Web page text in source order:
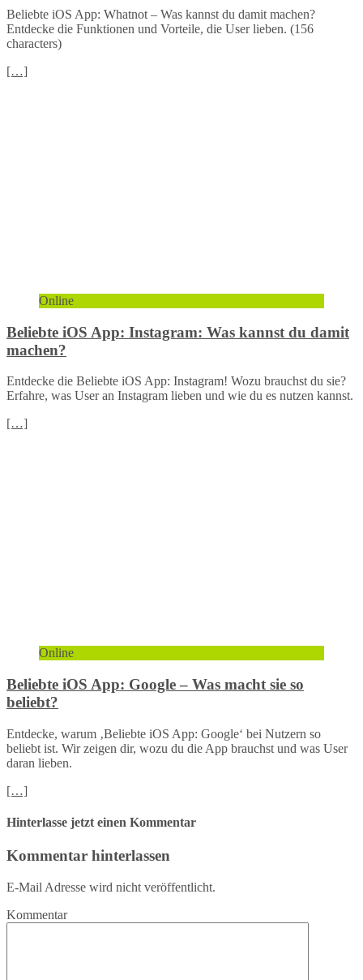
Beliebte iOS App: Whatnot – Was kannst du damit machen?
Entdecke die Funktionen und Vorteile, die User lieben. (156
characters)
[…]
Online
Beliebte iOS App: Instagram: Was kannst du damit
machen?
Entdecke die Beliebte iOS App: Instagram! Wozu brauchst du sie?
Erfahre, was User an Instagram lieben und wie du es nutzen kannst.
[…]
Online
Beliebte iOS App: Google – Was macht sie so
beliebt?
Entdecke, warum ‚Beliebte iOS App: Google‘ bei Nutzern so
beliebt ist. Wir zeigen dir, wozu du die App brauchst und was User
daran lieben.
[…]
Hinterlasse jetzt einen Kommentar
Kommentar hinterlassen
E-Mail Adresse wird nicht veröffentlicht.
Kommentar